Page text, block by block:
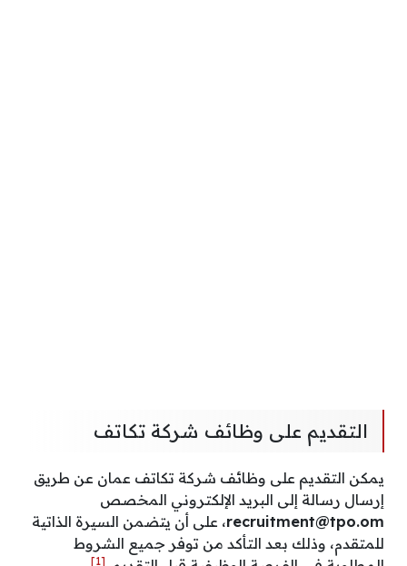
التقديم على وظائف شركة تكاتف
يمكن التقديم على وظائف شركة تكاتف عمان عن طريق
إرسال رسالة إلى البريد الإلكتروني المخصص
recruitment@tpo.om، على أن يتضمن السيرة الذاتية
للمتقدم، وذلك بعد التأكد من توفر جميع الشروط
[1]